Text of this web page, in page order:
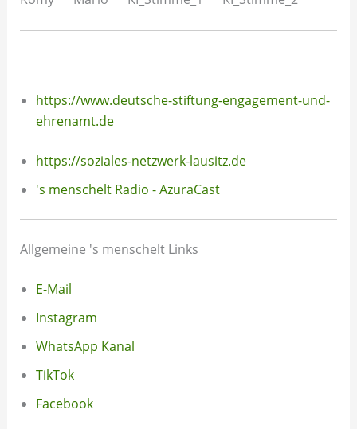
https://www.deutsche-stiftung-engagement-und-
ehrenamt.de
https://soziales-netzwerk-lausitz.de
's menschelt Radio - AzuraCast
Allgemeine 's menschelt Links
E-Mail
Instagram
WhatsApp Kanal
TikTok
Facebook